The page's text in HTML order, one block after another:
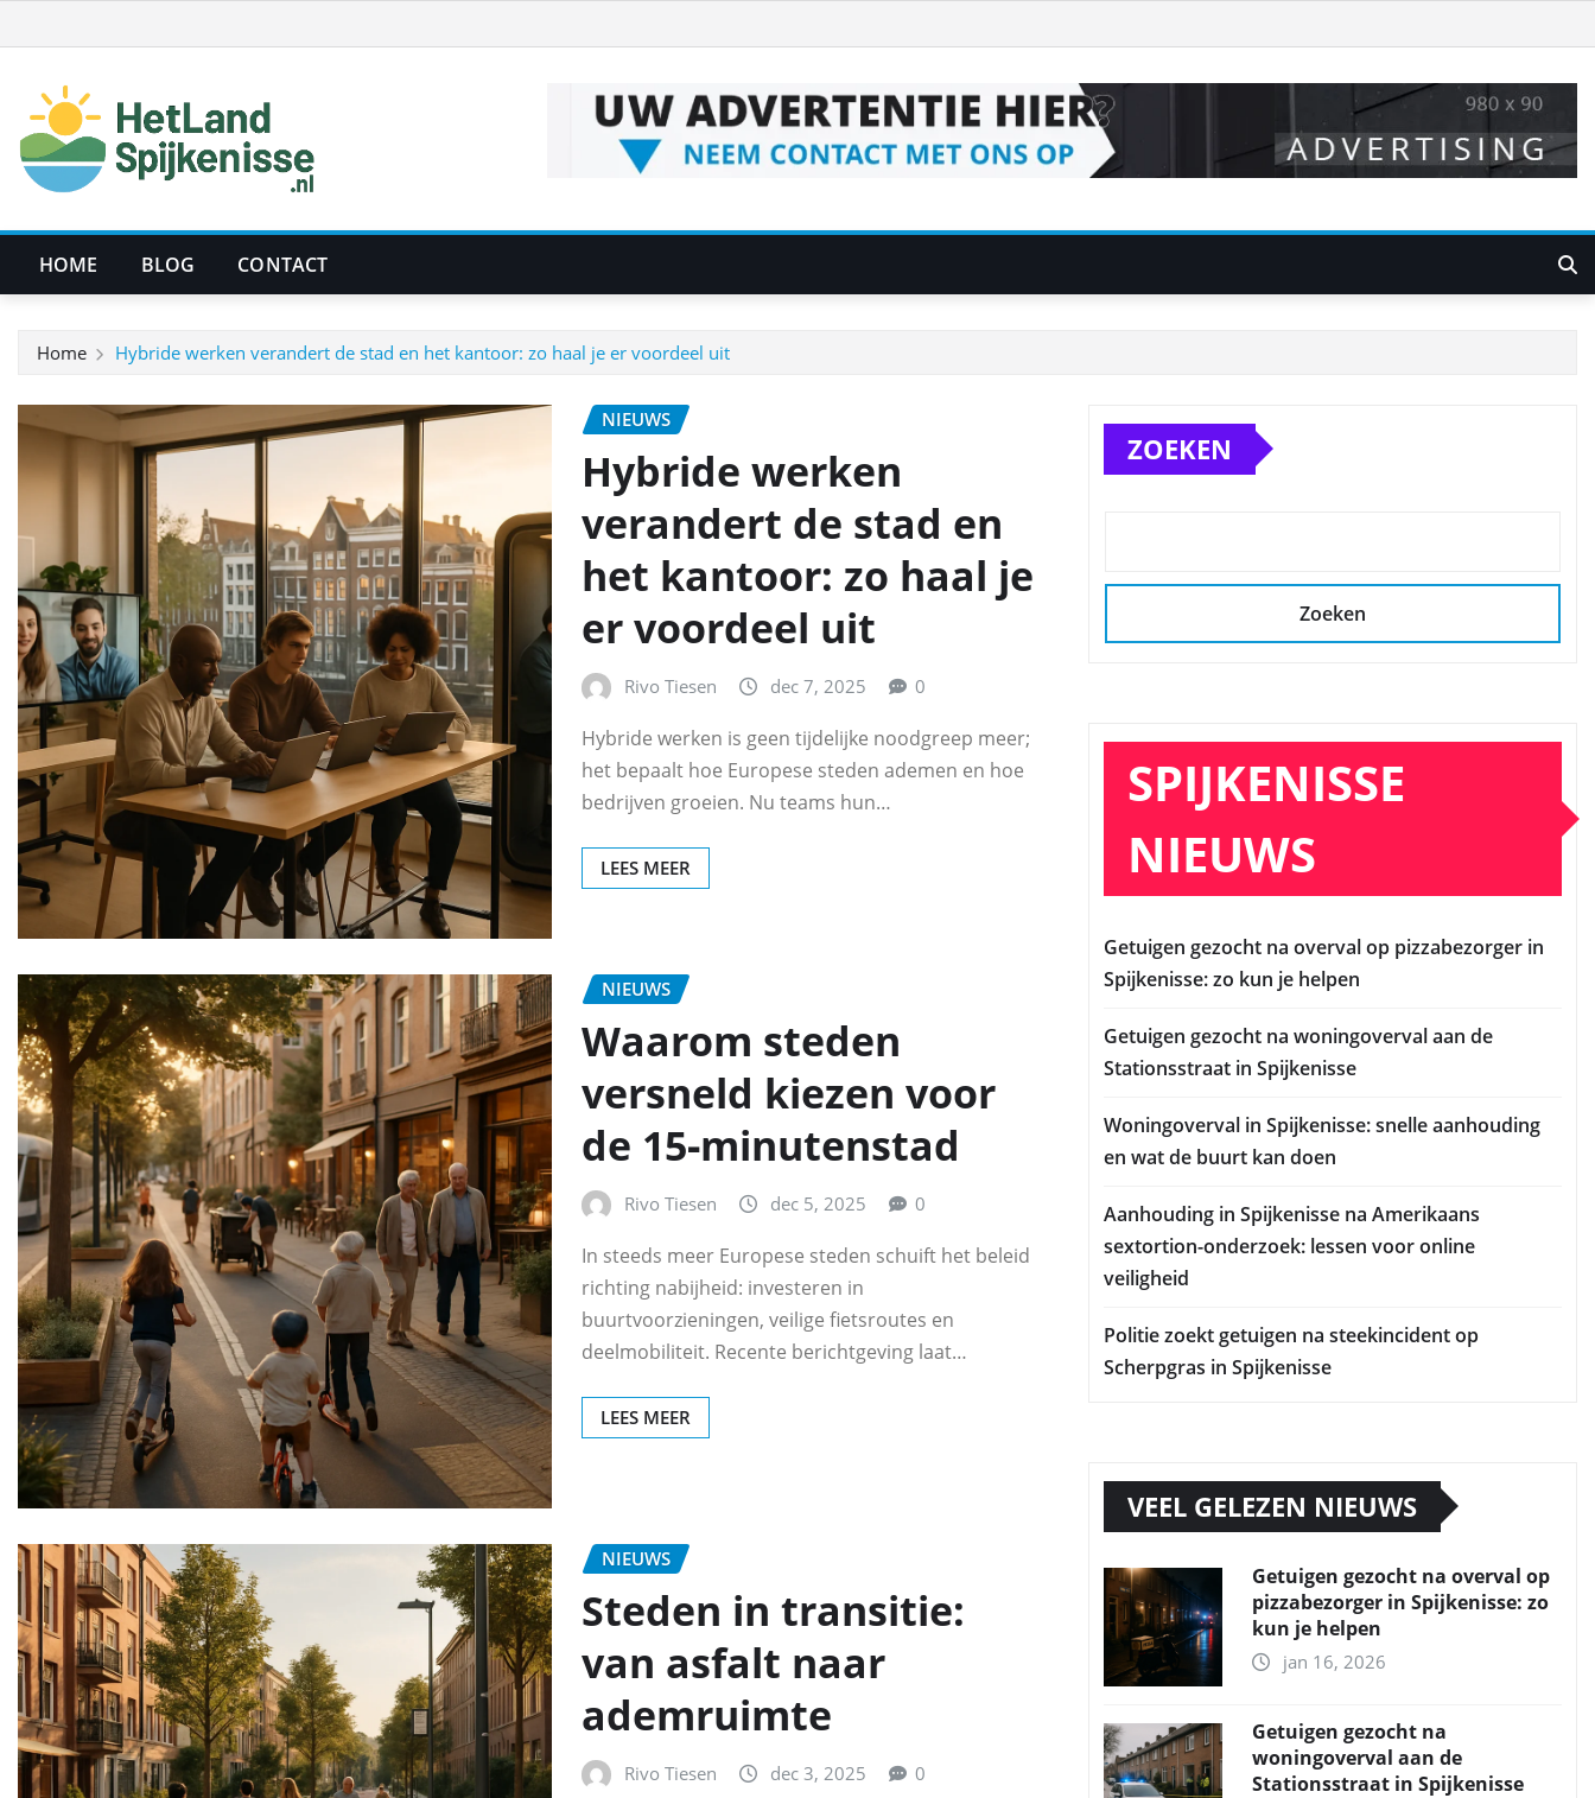
naar
inhoud
HOME BLOG CONTACT
Home Hybride werken verandert de stad en het kantoor: zo haal je er voordeel uit
NIEUWS
Hybride werken
verandert de stad en
het kantoor: zo haal je
er voordeel uit
Rivo Tiesen dec 7, 2025 0
Hybride werken is geen tijdelijke noodgreep meer;
het bepaalt hoe Europese steden ademen en hoe
bedrijven groeien. Nu teams hun…
LEES MEER
NIEUWS
Waarom steden
versneld kiezen voor
de 15‑minutenstad
Rivo Tiesen dec 5, 2025 0
In steeds meer Europese steden schuift het beleid
richting nabijheid: investeren in
buurtvoorzieningen, veilige fietsroutes en
deelmobiliteit. Recente berichtgeving laat…
LEES MEER
NIEUWS
Steden in transitie:
van asfalt naar
ademruimte
Rivo Tiesen dec 3, 2025 0
ZOEKEN
Zoeken
SPIJKENISSE
NIEUWS
Getuigen gezocht na overval op pizzabezorger in
Spijkenisse: zo kun je helpen
Getuigen gezocht na woningoverval aan de
Stationsstraat in Spijkenisse
Woningoverval in Spijkenisse: snelle aanhouding
en wat de buurt kan doen
Aanhouding in Spijkenisse na Amerikaans
sextortion-onderzoek: lessen voor online
veiligheid
Politie zoekt getuigen na steekincident op
Scherpgras in Spijkenisse
VEEL GELEZEN NIEUWS
Getuigen gezocht na overval op
pizzabezorger in Spijkenisse: zo
kun je helpen
jan 16, 2026
Getuigen gezocht na
woningoverval aan de
Stationsstraat in Spijkenisse